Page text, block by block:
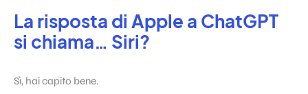
La risposta di Apple a ChatGPT
si chiama… Siri?
Sì, hai capito bene.